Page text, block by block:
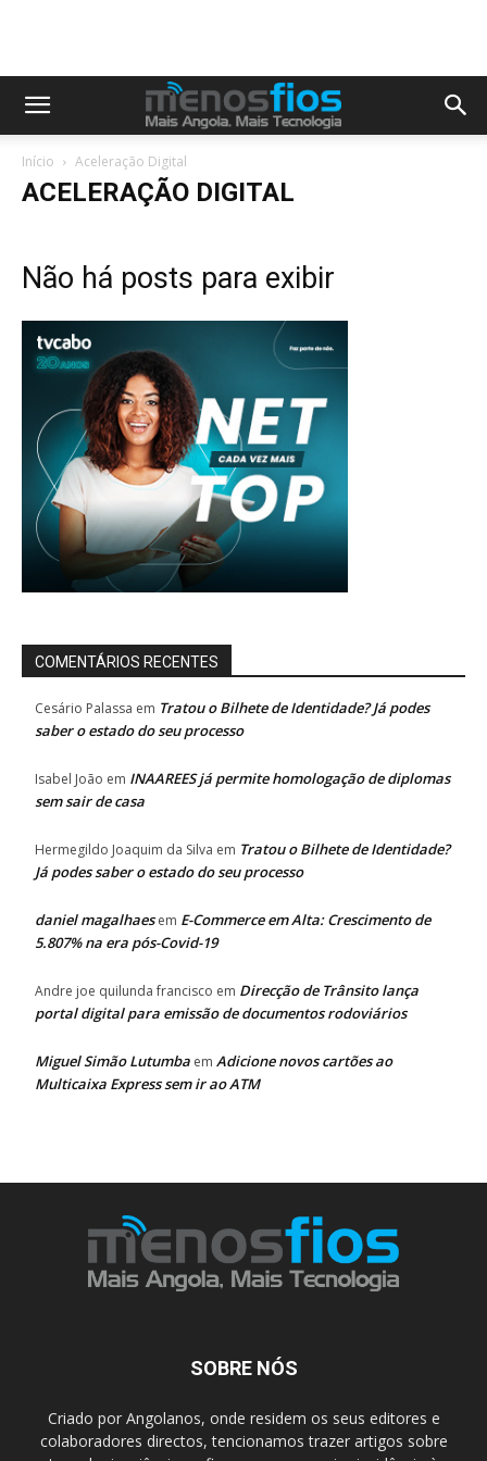
Início Aceleração Digital
ACELERAÇÃO DIGITAL
Não há posts para exibir
COMENTÁRIOS RECENTES
Cesário Palassa em Tratou o Bilhete de Identidade? Já podes
saber o estado do seu processo
Isabel João em INAAREES já permite homologação de diplomas
sem sair de casa
Hermegildo Joaquim da Silva em Tratou o Bilhete de Identidade?
Já podes saber o estado do seu processo
daniel magalhaesem E-Commerce em Alta: Crescimento de
5.807% na era pós-Covid-19
Andre joe quilunda francisco em Direcção de Trânsito lança
portal digital para emissão de documentos rodoviários
Miguel Simão Lutumba em Adicione novos cartões ao
Multicaixa Express sem ir ao ATM
SOBRE NÓS
Criado por Angolanos, onde residem os seus editores e
colaboradores directos, tencionamos trazer artigos sobre